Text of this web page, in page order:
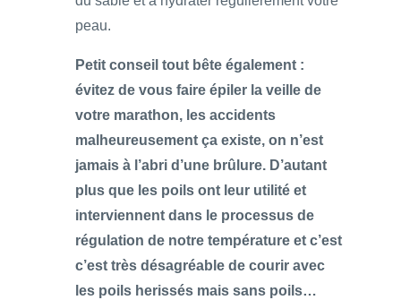
peau.
Petit conseil tout bête également :
évitez de vous faire épiler la veille de
votre marathon, les accidents
malheureusement ça existe, on n’est
jamais à l’abri d’une brûlure. D’autant
plus que les poils ont leur utilité et
interviennent dans le processus de
régulation de notre température et c’est
c’est très désagréable de courir avec
les poils herissés mais sans poils…